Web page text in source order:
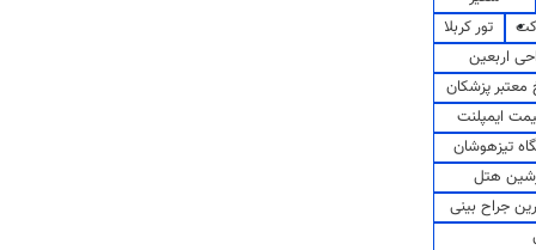
تور کربلا
اربعین
پزشکان
ایمپلنت
تیزهوشان
هتل
جراح بینی